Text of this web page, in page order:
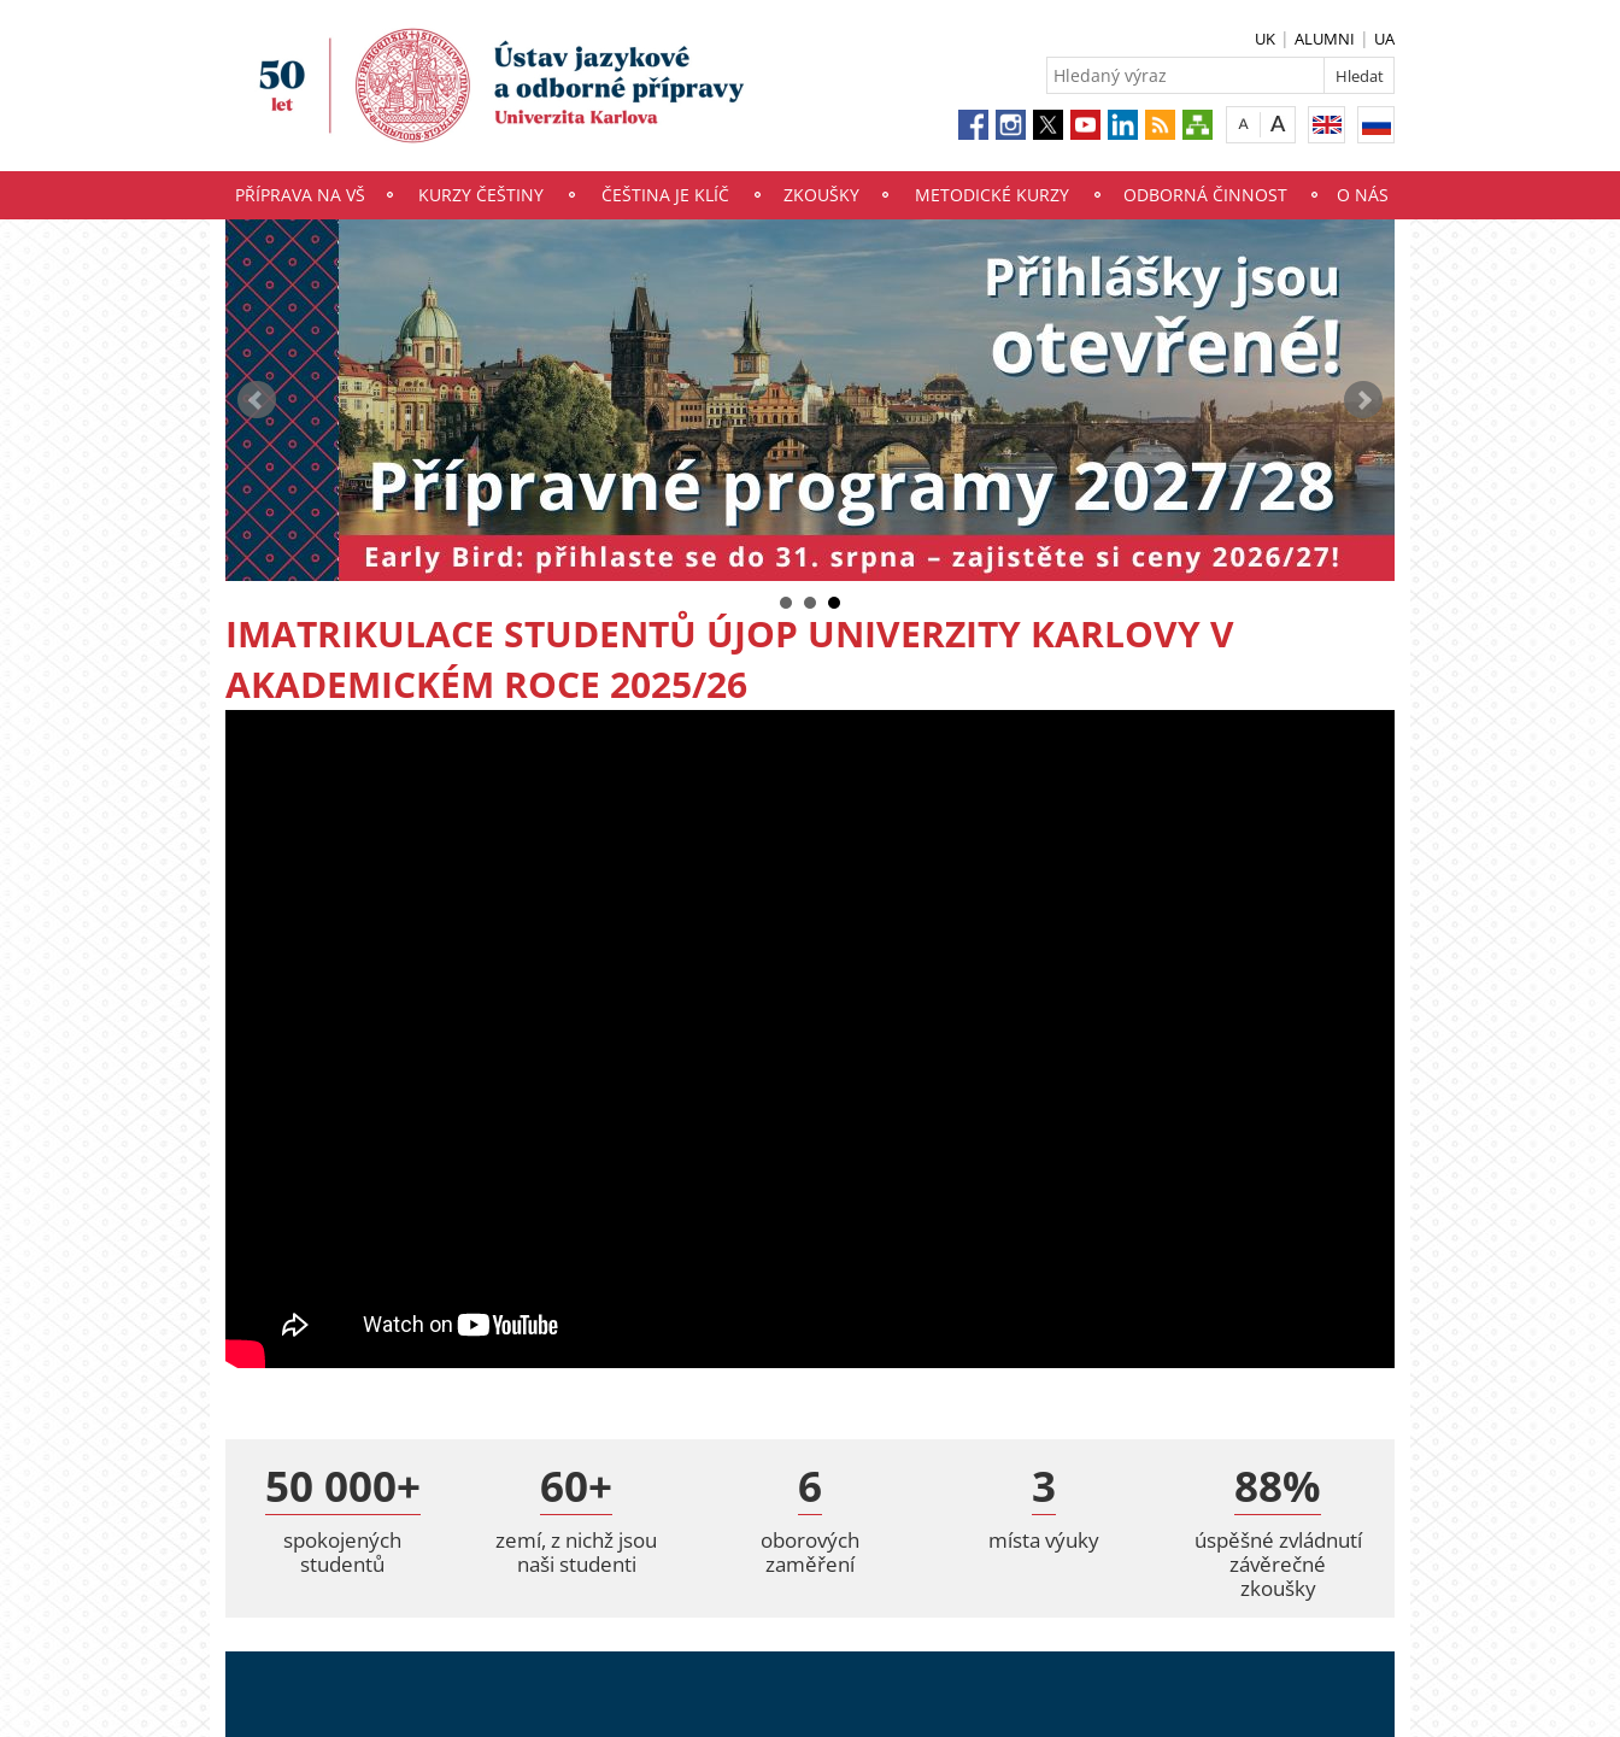
UK ALUMNI UA
PŘÍPRAVA NA VŠ KURZY ČEŠTINY ČEŠTINA JE KLÍČ ZKOUŠKY METODICKÉ KURZY ODBORNÁ ČINNOST O NÁS
IMATRIKULACE STUDENTŮ ÚJOP UNIVERZITY KARLOVY V
AKADEMICKÉM ROCE 2025/26
50 000+
spokojených
studentů
60+
zemí, z nichž jsou
naši studenti
6
oborových
zaměření
3
místa výuky
88%
úspěšné zvládnutí
závěrečné
zkoušky